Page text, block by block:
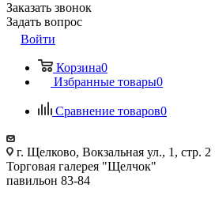
Заказать звонок
Задать вопрос
Войти
Корзина0
Избранные товары0
Сравнение товаров0
г. Щелково, Вокзальная ул., 1, стр. 2
Торговая галерея "Щелчок"
павильон 83-84